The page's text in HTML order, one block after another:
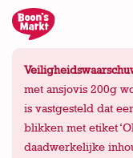
met ansjovis 200g
is vastgesteld dat
blikken met etiket
daadwerkelijke